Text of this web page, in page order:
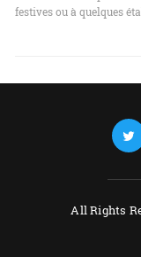
festives ou à quelques
All Rights